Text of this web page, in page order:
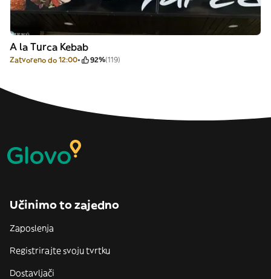
A la Turca Kebab
Zatvoreno do 12:00 92%(119)
Učinimo to zajedno
Zaposlenja
Registrirajte svoju tvrtku
Dostavljači